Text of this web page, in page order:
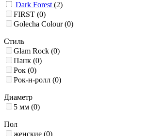
Dark Forest(2)
FIRST (0)
Golecha Colour (0)
Стиль
Glam Rock (0)
Панк (0)
Рок (0)
Рок-н-ролл (0)
Диаметр
5 мм (0)
Пол
женские (0)